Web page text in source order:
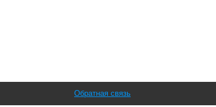
Обратная связь